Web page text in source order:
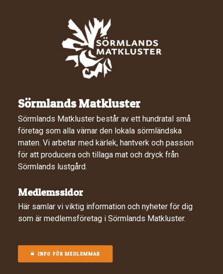
Sörmlands Matkluster
Sörmlands Matkluster består av ett hundratal små
företag som alla värnar den lokala sörmländska
maten. Vi arbetar med kärlek, hantverk och passion
för att producera och tillaga mat och dryck från
Sörmlands lustgård.
Medlemssidor
Här samlar vi viktig information och nyheter för dig
som är medlemsföretag i Sörmlands Matkluster.
INFO FÖR MEDLEMMAR